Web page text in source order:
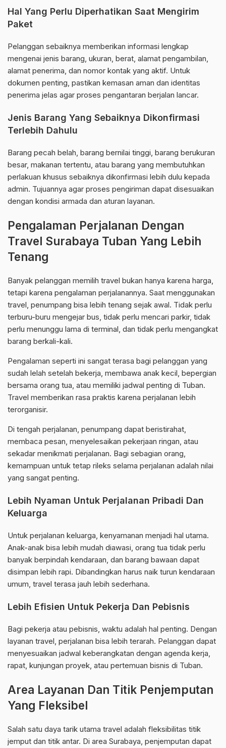
Hal Yang Perlu Diperhatikan Saat Mengirim
Paket
Pelanggan sebaiknya memberikan informasi lengkap
mengenai jenis barang, ukuran, berat, alamat pengambilan,
alamat penerima, dan nomor kontak yang aktif. Untuk
dokumen penting, pastikan kemasan aman dan identitas
penerima jelas agar proses pengantaran berjalan lancar.
Jenis Barang Yang Sebaiknya Dikonfirmasi
Terlebih Dahulu
Barang pecah belah, barang bernilai tinggi, barang berukuran
besar, makanan tertentu, atau barang yang membutuhkan
perlakuan khusus sebaiknya dikonfirmasi lebih dulu kepada
admin. Tujuannya agar proses pengiriman dapat disesuaikan
dengan kondisi armada dan aturan layanan.
Pengalaman Perjalanan Dengan
Travel Surabaya Tuban Yang Lebih
Tenang
Banyak pelanggan memilih travel bukan hanya karena harga,
tetapi karena pengalaman perjalanannya. Saat menggunakan
travel, penumpang bisa lebih tenang sejak awal. Tidak perlu
terburu-buru mengejar bus, tidak perlu mencari parkir, tidak
perlu menunggu lama di terminal, dan tidak perlu mengangkat
barang berkali-kali.
Pengalaman seperti ini sangat terasa bagi pelanggan yang
sudah lelah setelah bekerja, membawa anak kecil, bepergian
bersama orang tua, atau memiliki jadwal penting di Tuban.
Travel memberikan rasa praktis karena perjalanan lebih
terorganisir.
Di tengah perjalanan, penumpang dapat beristirahat,
membaca pesan, menyelesaikan pekerjaan ringan, atau
sekadar menikmati perjalanan. Bagi sebagian orang,
kemampuan untuk tetap rileks selama perjalanan adalah nilai
yang sangat penting.
Lebih Nyaman Untuk Perjalanan Pribadi Dan
Keluarga
Untuk perjalanan keluarga, kenyamanan menjadi hal utama.
Anak-anak bisa lebih mudah diawasi, orang tua tidak perlu
banyak berpindah kendaraan, dan barang bawaan dapat
disimpan lebih rapi. Dibandingkan harus naik turun kendaraan
umum, travel terasa jauh lebih sederhana.
Lebih Efisien Untuk Pekerja Dan Pebisnis
Bagi pekerja atau pebisnis, waktu adalah hal penting. Dengan
layanan travel, perjalanan bisa lebih terarah. Pelanggan dapat
menyesuaikan jadwal keberangkatan dengan agenda kerja,
rapat, kunjungan proyek, atau pertemuan bisnis di Tuban.
Area Layanan Dan Titik Penjemputan
Yang Fleksibel
Salah satu daya tarik utama travel adalah fleksibilitas titik
jemput dan titik antar. Di area Surabaya, penjemputan dapat